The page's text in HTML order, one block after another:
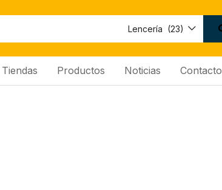
Lencería (23)
Tiendas Productos Noticias Contacto